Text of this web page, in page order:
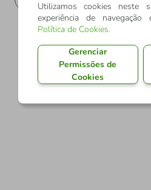
Utilizamos cookies neste
experiência de
Política de Cookies.
Gerenciar
Permissões de
Cookies